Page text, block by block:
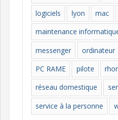
logiciels
lyon mac
maintenance
messenger
ordinateur
PC RAME
pilote
réseau domestique
service à la personne